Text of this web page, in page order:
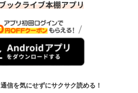
通信を気にせずにサクサク読める！